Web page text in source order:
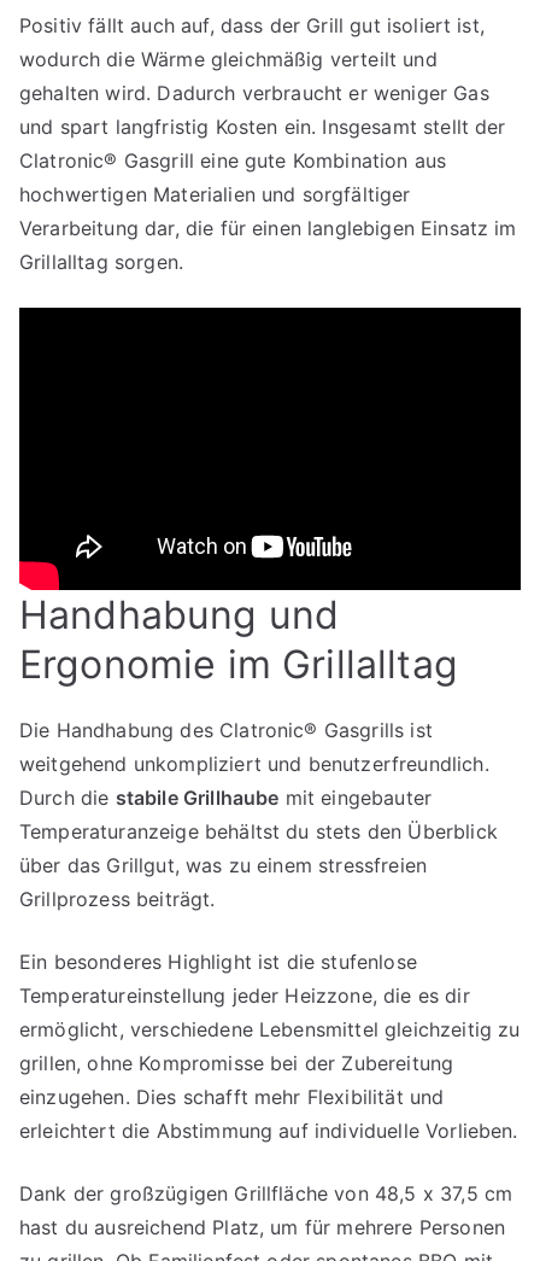
Positiv fällt auch auf, dass der Grill gut isoliert ist,
wodurch die Wärme gleichmäßig verteilt und
gehalten wird. Dadurch verbraucht er weniger Gas
und spart langfristig Kosten ein. Insgesamt stellt der
Clatronic® Gasgrill eine gute Kombination aus
hochwertigen Materialien und sorgfältiger
Verarbeitung dar, die für einen langlebigen Einsatz im
Grillalltag sorgen.
Handhabung und
Ergonomie im Grillalltag
Die Handhabung des Clatronic® Gasgrills ist
weitgehend unkompliziert und benutzerfreundlich.
Durch die stabile Grillhaube mit eingebauter
Temperaturanzeige behältst du stets den Überblick
über das Grillgut, was zu einem stressfreien
Grillprozess beiträgt.
Ein besonderes Highlight ist die stufenlose
Temperatureinstellung jeder Heizzone, die es dir
ermöglicht, verschiedene Lebensmittel gleichzeitig zu
grillen, ohne Kompromisse bei der Zubereitung
einzugehen. Dies schafft mehr Flexibilität und
erleichtert die Abstimmung auf individuelle Vorlieben.
Dank der großzügigen Grillfläche von 48,5 x 37,5 cm
hast du ausreichend Platz, um für mehrere Personen